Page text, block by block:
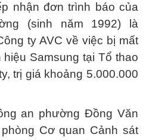
nhận đơn trình báo của
(sinh năm 1992) là
ty AVC về việc bị mất
Samsung tại Tổ thao
trị giá khoảng 5.000.000
an phường Đồng Văn
Cơ quan Cảnh sát